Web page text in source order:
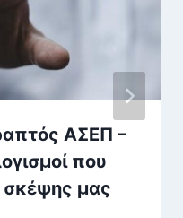
ΑΣΕΠ –
που
μας